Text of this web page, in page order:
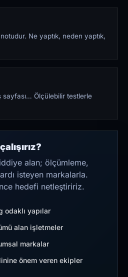
Ne yaptık, neden yaptık,
sayfası… Ölçülebilir testlerle
alan; ölçümleme,
isteyen markalarla.
hedefi netleştiririz.
odaklı yapılar
alan işletmeler
markalar
önem veren ekipler